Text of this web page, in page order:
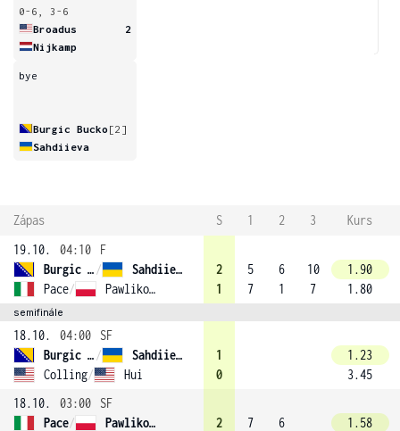
0-6, 3-6
Broadus
2
Nijkamp
bye
Burgic Bucko [2]
Sahdiieva
Zápas S 1 2 3
Kurs
19.10.
04:10
F
Burgic Bucko /
Sahdiieva (2)
Pace/ Pawlikowska (1)
2
1
5
7
6
1
10
7
1.90
1.80
semifinále
18.10. 04:00
SF
Burgic Bucko /
Sahdiieva (2)
Colling/ Hui
1
0
1.23
3.45
18.10.
03:00
SF
Pace/
Pawlikowska (1)
2
7
6
1.58